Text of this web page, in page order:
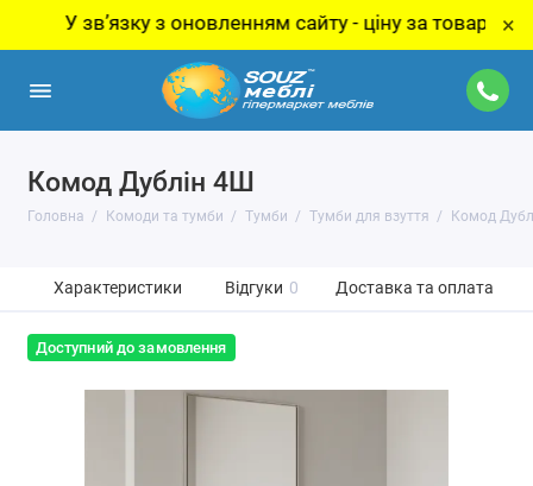
звʼязку з оновленням сайту - ціну за товар ×
Комод Дублін 4Ш
Головна Комоди та тумби Тумби Тумби для взуття Комод
Характеристики Відгуки 0 Доставка та оплата
Доступний до замовлення